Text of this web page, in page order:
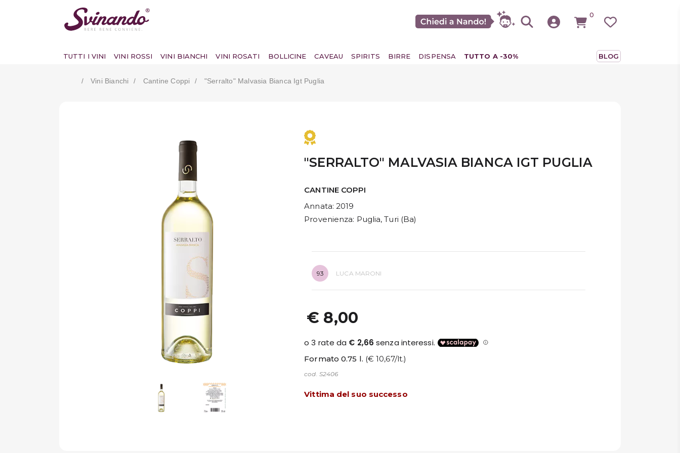
0
TUTTI I VINI VINI ROSSI VINI BIANCHI VINI ROSATI BOLLICINE CAVEAU SPIRITS BIRRE DISPENSA TUTTO A -30% BLOG
Vini Bianchi Cantine Coppi "serralto" Malvasia Bianca Igt Puglia
"SERRALTO" MALVASIA BIANCA IGT PUGLIA
CANTINE COPPI
Annata: 2019
Provenienza: Puglia, Turi (Ba)
93 LUCA MARONI
€ 8,00
Formato 0.75 l. (€ 10,67/lt.)
cod. S2406
Vittima del suo successo